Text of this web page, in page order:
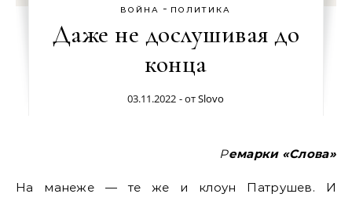
ВОЙНА - ПОЛИТИКА
Даже не дослушивая до
конца
03.11.2022 - отSlovo
Ремарки «Слова»
На манеже — те же и клоун Патрушев. И